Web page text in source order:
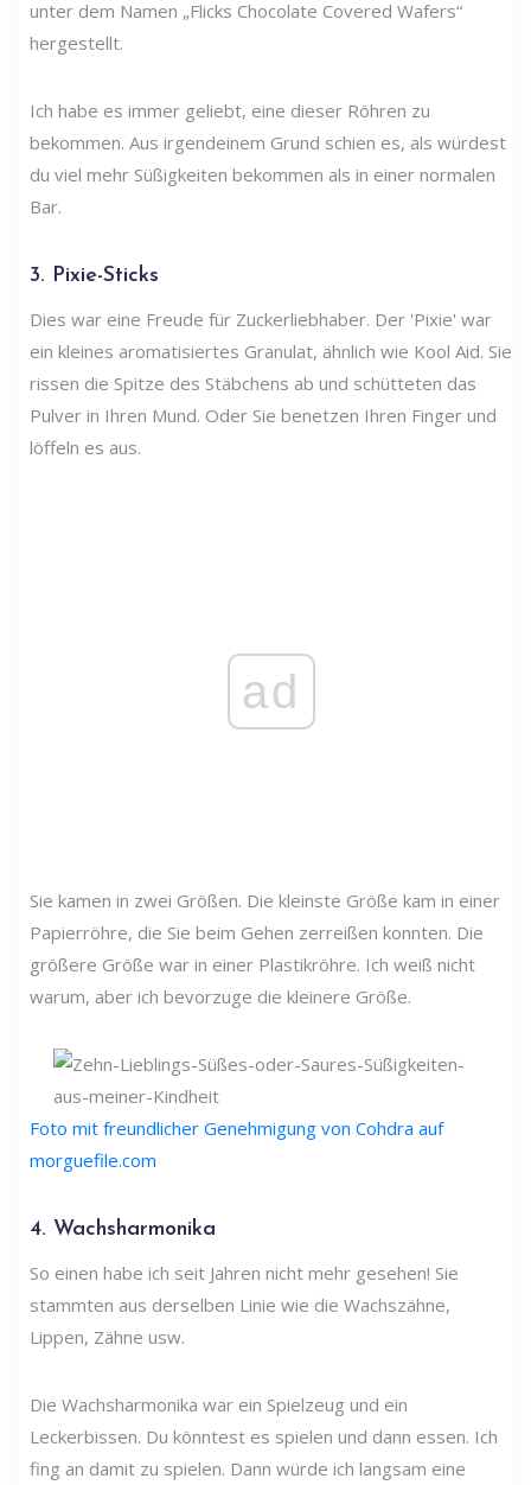
unter dem Namen „Flicks Chocolate Covered Wafers“
hergestellt.
Ich habe es immer geliebt, eine dieser Röhren zu
bekommen. Aus irgendeinem Grund schien es, als würdest
du viel mehr Süßigkeiten bekommen als in einer normalen
Bar.
3. Pixie-Sticks
Dies war eine Freude für Zuckerliebhaber. Der 'Pixie' war
ein kleines aromatisiertes Granulat, ähnlich wie Kool Aid. Sie
rissen die Spitze des Stäbchens ab und schütteten das
Pulver in Ihren Mund. Oder Sie benetzen Ihren Finger und
löffeln es aus.
ad
Sie kamen in zwei Größen. Die kleinste Größe kam in einer
Papierröhre, die Sie beim Gehen zerreißen konnten. Die
größere Größe war in einer Plastikröhre. Ich weiß nicht
warum, aber ich bevorzuge die kleinere Größe.
Foto mit freundlicher Genehmigung von Cohdra auf
morguefile.com
4. Wachsharmonika
So einen habe ich seit Jahren nicht mehr gesehen! Sie
stammten aus derselben Linie wie die Wachszähne,
Lippen, Zähne usw.
Die Wachsharmonika war ein Spielzeug und ein
Leckerbissen. Du könntest es spielen und dann essen. Ich
fing an damit zu spielen. Dann würde ich langsam eine